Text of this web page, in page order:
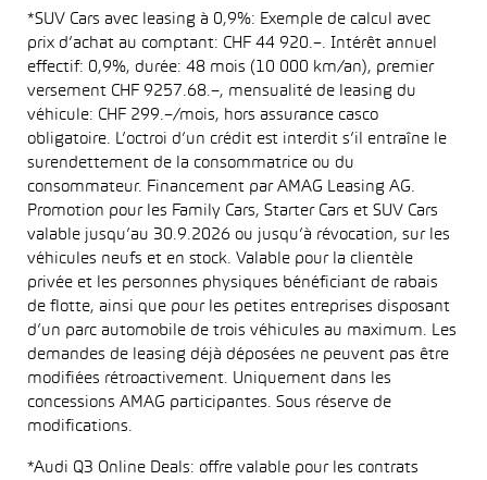
*SUV Cars avec leasing à 0,9%: Exemple de calcul avec
prix d’achat au comptant: CHF 44 920.–. Intérêt annuel
effectif: 0,9%, durée: 48 mois (10 000 km/an), premier
versement CHF 9257.68.–, mensualité de leasing du
véhicule: CHF 299.–/mois, hors assurance casco
obligatoire. L’octroi d’un crédit est interdit s’il entraîne le
surendettement de la consommatrice ou du
consommateur. Financement par AMAG Leasing AG.
Promotion pour les Family Cars, Starter Cars et SUV Cars
valable jusqu’au 30.9.2026 ou jusqu’à révocation, sur les
véhicules neufs et en stock. Valable pour la clientèle
privée et les personnes physiques bénéficiant de rabais
de flotte, ainsi que pour les petites entreprises disposant
d’un parc automobile de trois véhicules au maximum. Les
demandes de leasing déjà déposées ne peuvent pas être
modifiées rétroactivement. Uniquement dans les
concessions AMAG participantes. Sous réserve de
modifications.
*Audi Q3 Online Deals: offre valable pour les contrats